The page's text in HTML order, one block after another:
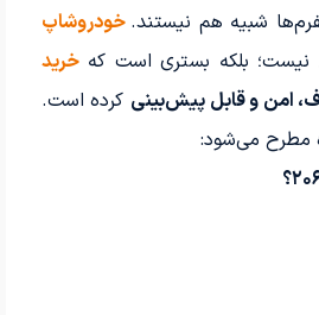
شبیه هم نیستند. خودروشاپ
بلکه بستری است کهخرید
امن و قابل پیش‌بینی کرده است.
مطرح می‌شود: